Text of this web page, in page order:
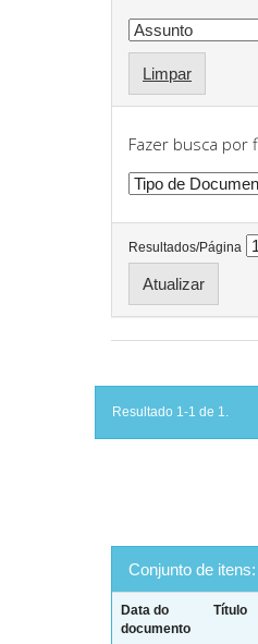
Limpar
Fazer busca por
Resultados/Página
Resultado 1-1 de 1.
Conjunto de itens:
Data do
documento
Título